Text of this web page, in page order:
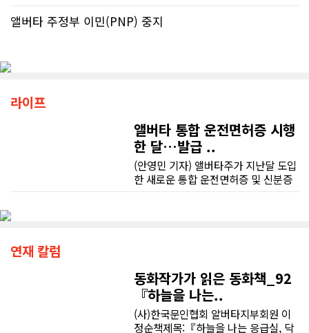
앨버타 주정부 이민(PNP) 중지
라이프
앨버타 통합 운전면허증 시행
한 달…발급 ..
(안영민 기자) 앨버타주가 지난달 도입
한 새로운 통합 운전면허증 및 신분증
운전면허증과 신분증에 시민권(또는
체류 자격) 정보와 앨버타 헬스케어 번
호(AHCN)를 함께 표기하는 통합 카드
를 발급하고 있다. 이에 따라 종이 건강
연재 칼럼
동화작가가 읽은 동화책_92
『하늘을 나는..
(사)한국문인협회 알버타지부회원 이
정순책제목:『하늘을 나는 응급실, 닥